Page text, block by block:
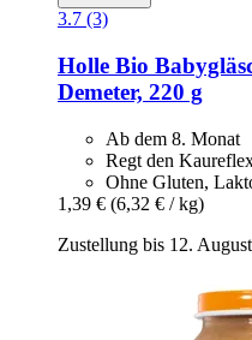
3.7 (3)
Holle Bio
Demeter, 220 g
Ab dem 8. Monat
Regt den
Ohne Gluten,
1,39 € (6,32 € / kg)
Zustellung bis 12. August